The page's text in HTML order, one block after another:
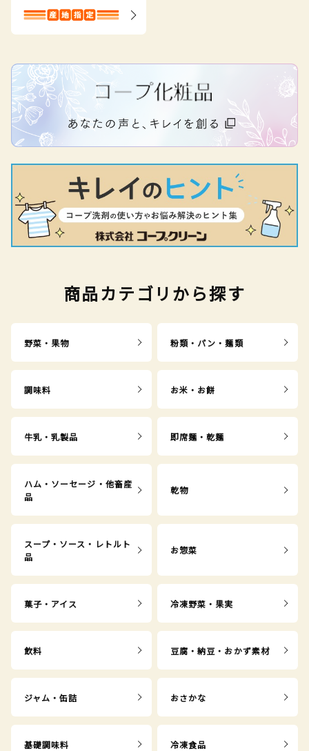
商品カテゴリから探す
野菜・果物 粉類・パン・麺類
調味料 お米・お餅
牛乳・乳製品 即席麺・乾麺
ハム・ソーセージ・他畜産
品
乾物
スープ・ソース・レトルト
品
お惣菜
菓子・アイス 冷凍野菜・果実
飲料 豆腐・納豆・おかず素材
ジャム・缶詰 おさかな
基礎調味料 冷凍食品